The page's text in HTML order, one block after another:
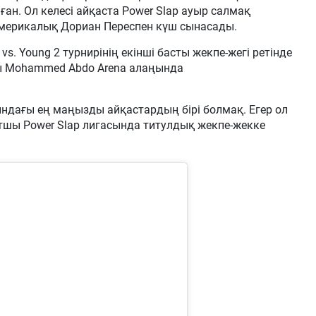
Ол келесі айқаста Power Slap ауыр салмақ
Дориан Переспен күш сынасады.
Young 2 турнирінің екінші басты жекпе-жегі ретінде
Abdo Arena алаңында
ең маңызды айқастардың бірі болмақ. Егер ол
Power Slap лигасында титулдық жекпе-жекке